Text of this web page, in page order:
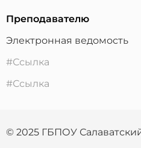
Преподавателю
Электронная ведомость
#Ссылка
#Ссылка
© 2025 ГБПОУ